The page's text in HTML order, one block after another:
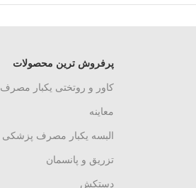
پرفروش ترین محصولات
کاور و روتختی یکبار مصرف
معاینه
البسه یکبار مصرف پزشکی
تزریق و پانسمان
دستکش